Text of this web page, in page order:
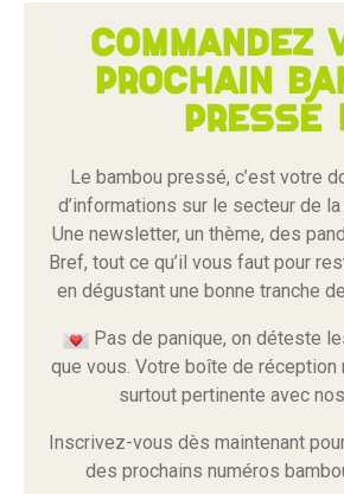
Commandez
prochain
pressé
Le bambou pressé, c’est votre
d’informations sur le secteur de
Une newsletter, un thème, des
Bref, tout ce qu’il vous faut pour
en dégustant une bonne tranche
Pas de panique, on déteste
que vous. Votre boîte de réception
surtout pertinente avec
Inscrivez-vous dès maintenant
des prochains numéros